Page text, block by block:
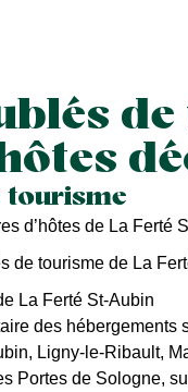
tourisme
d’hôtes de La Ferté
de tourisme de La
La Ferté St-Aubin
des hébergements
Ligny-le-Ribault,
Portes de Sologne,